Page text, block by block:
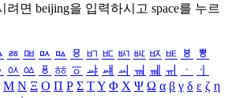
려면 beijing을 입력하시고 space를 누르
ㅭ ㅮ ㅯ ㅰ ㅱ ㅲ ㅳ ㅴ ㅵ ㅶ ㅷ ㅸ
ㅹ
ㆂ ㆃ ㆄ ㆅ ㆆ ㆇ ㆈ ㆉ ㆊ ㆋ ㆌ ㆍ
ㆎ
Μ Ν Ξ Ο Π Ρ Σ ΤΥ Φ Χ Ψ Ω α β γ δ ε ζ η